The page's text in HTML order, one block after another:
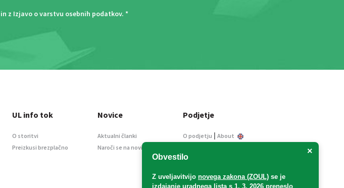
in z Izjavo o varstvu osebnih podatkov. *
×
Obvestilo
Z uveljavitvijo novega zakona (ZOUL) se je
izdajanje uradnega lista s 1. 3. 2026 preneslo
UL info tok
O storitvi
Preizkusi brezplačno
Novice
Aktualni članki
Naroči se na novice
Podjetje
O podjetju | About
Informacije javnega
Oglaševanje